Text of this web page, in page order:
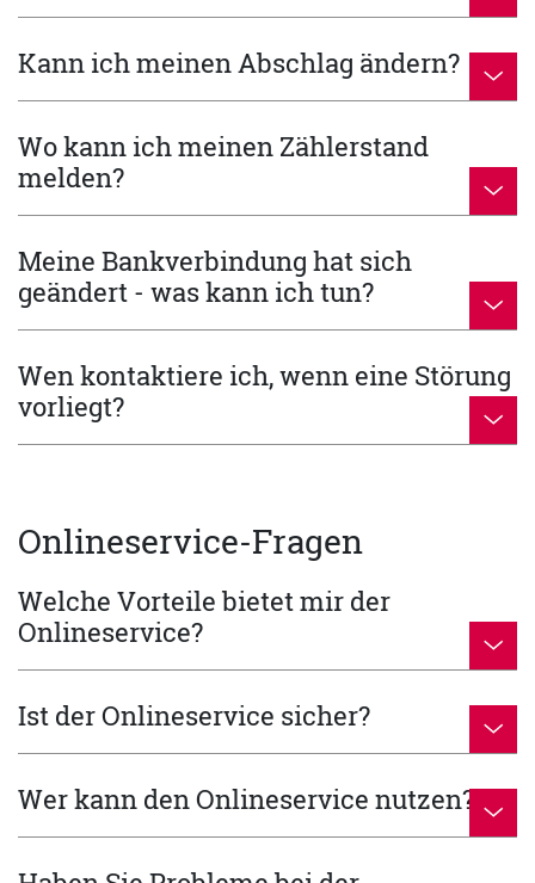
Kann ich meinen Abschlag ändern?
Wo kann ich meinen Zählerstand
melden?
Meine Bankverbindung hat sich
geändert - was kann ich tun?
Wen kontaktiere ich, wenn eine Störung
vorliegt?
Onlineservice-Fragen
Welche Vorteile bietet mir der
Onlineservice?
Ist der Onlineservice sicher?
Wer kann den Onlineservice nutzen?